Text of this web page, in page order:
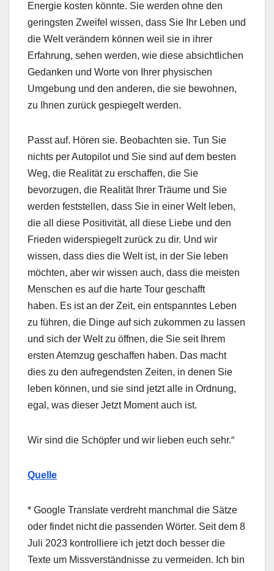
Energie kosten könnte. Sie werden ohne den
geringsten Zweifel wissen, dass Sie Ihr Leben und
die Welt verändern können weil sie in ihrer
Erfahrung, sehen werden, wie diese absichtlichen
Gedanken und Worte von Ihrer physischen
Umgebung und den anderen, die sie bewohnen,
zu Ihnen zurück gespiegelt werden.
Passt auf. Hören sie. Beobachten sie. Tun Sie
nichts per Autopilot und Sie sind auf dem besten
Weg, die Realität zu erschaffen, die Sie
bevorzugen, die Realität Ihrer Träume und Sie
werden feststellen, dass Sie in einer Welt leben,
die all diese Positivität, all diese Liebe und den
Frieden widerspiegelt zurück zu dir. Und wir
wissen, dass dies die Welt ist, in der Sie leben
möchten, aber wir wissen auch, dass die meisten
Menschen es auf die harte Tour geschafft
haben. Es ist an der Zeit, ein entspanntes Leben
zu führen, die Dinge auf sich zukommen zu lassen
und sich der Welt zu öffnen, die Sie seit Ihrem
ersten Atemzug geschaffen haben. Das macht
dies zu den aufregendsten Zeiten, in denen Sie
leben können, und sie sind jetzt alle in Ordnung,
egal, was dieser Jetzt Moment auch ist.
Wir sind die Schöpfer und wir lieben euch sehr.“
Quelle
* Google Translate verdreht manchmal die Sätze
oder findet nicht die passenden Wörter. Seit dem 8
Juli 2023 kontrolliere ich jetzt doch besser die
Texte um Missverständnisse zu vermeiden. Ich bin